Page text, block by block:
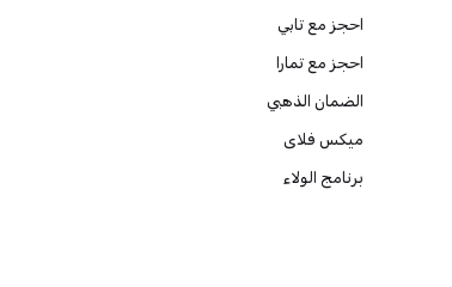
احجز مع تابي
احجز مع تمارا
الضمان الذهبي
ميكس فلاى
برنامج الولاء